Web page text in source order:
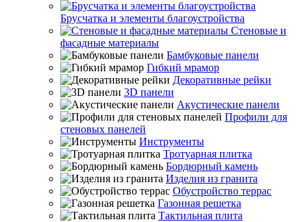
Брусчатка и элементы благоустройства
Стеновые и
фасадные материалы
Бамбуковые панели
Гибкий мрамор
Декоративные рейки
3D панели
Акустические панели
Профили для
стеновых панелей
Инструменты
Тротуарная плитка
Бордюрный камень
Изделия из гранита
Обустройство террас
Газонная решетка
Тактильная плита